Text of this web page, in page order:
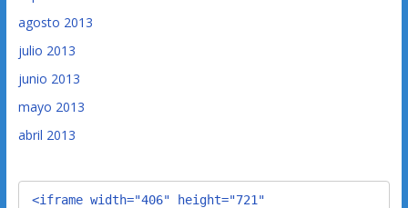
agosto 2013
julio 2013
junio 2013
mayo 2013
abril 2013
<iframe width="406" height="721"